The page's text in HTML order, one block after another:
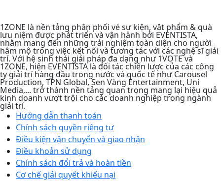
1ZONE là nền tảng phân phối vé sự kiện, vật phẩm & quà
lưu niệm được phát triển và vận hành bởi EVENTISTA,
nhằm mang đến những trải nghiệm toàn diện cho người
hâm mộ trong việc kết nối và tương tác với các nghệ sĩ giải
trí. Với hệ sinh thái giải pháp đa dạng như 1VOTE và
1ZONE, hiện EVENTISTA là đối tác chiến lược của các công
ty giải trí hàng đầu trong nước và quốc tế như Carousel
Production, TPN Global, Sen Vàng Entertainment, Uni
Media,... trở thành nền tảng quan trọng mang lại hiệu quả
kinh doanh vượt trội cho các doanh nghiệp trong ngành
giải trí.
Hướng dẫn thanh toán
Chính sách quyền riêng tư​
Điều kiện vận chuyển và giao nhận
Điều khoản sử dụng
Chính sách đổi trả và hoàn tiền
Cơ chế giải quyết khiếu nại